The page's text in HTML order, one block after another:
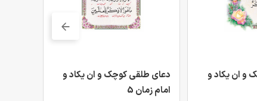
و ان یکاد و
دعای طلقی کوچک و ان یکاد و
امام زمان 5